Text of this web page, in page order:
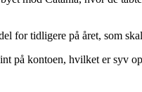
for tidligere på året, som
på kontoen, hvilket er syv